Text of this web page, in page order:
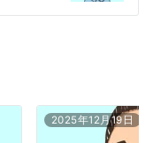
2025年12月19日